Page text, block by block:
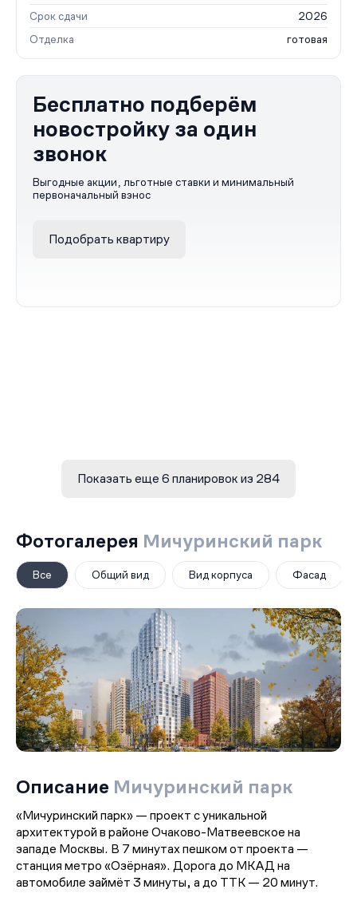
Срок сдачи
2026
Отделка
готовая
Бесплатно подберём
новостройку за один
звонок
Выгодные акции, льготные ставки и минимальный
первоначальный взнос
Подобрать квартиру
Показать еще 6 планировок из 284
Фотогалерея Мичуринский парк
Все Общий вид Вид корпуса Фасад
Описание Мичуринский парк
«Мичуринский парк» — проект с уникальной
архитектурой в районе Очаково-Матвеевское на
западе Москвы. В 7 минутах пешком от проекта —
станция метро «Озёрная». Дорога до МКАД на
автомобиле займёт 3 минуты, а до ТТК — 20 минут.